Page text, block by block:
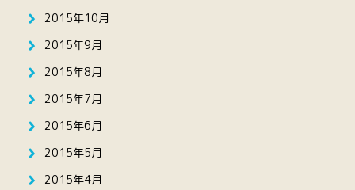
2015年10月
2015年9月
2015年8月
2015年7月
2015年6月
2015年5月
2015年4月